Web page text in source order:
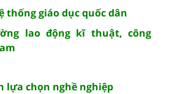
thống giáo dục quốc dân
lao động kĩ thuật, công
lựa chọn nghề nghiệp